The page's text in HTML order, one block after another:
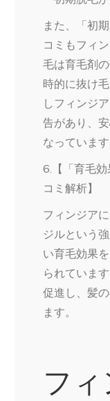
また、「初
コミもフィ
毛は育毛剤
時的に抜け
しフィンジ
告があり、
なっています
6.【「育毛
コミ解析】
フィンジア
ジルという
い育毛効果
られていま
促進し、髪
ます。
フ